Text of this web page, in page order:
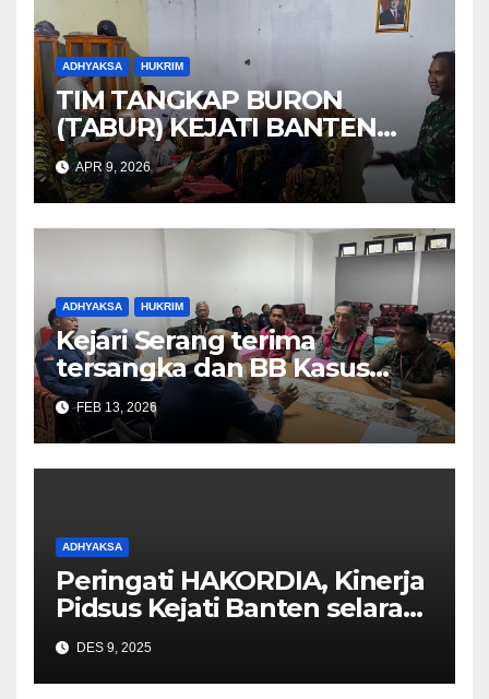
ADHYAKSA HUKRIM
TIM TANGKAP BURON
(TABUR) KEJATI BANTEN
berhasil Menangkap Maskuri
alias Pak’De DPO KEJARI
TANGSEL
APR 9, 2026
ADHYAKSA HUKRIM
Kejari Serang terima
tersangka dan BB Kasus
Korupsi jual beli minyak
goreng curah 2025
FEB 13, 2026
ADHYAKSA
Peringati HAKORDIA, Kinerja
Pidsus Kejati Banten selaras
dengan amanat Jaksa Agung
DES 9, 2025